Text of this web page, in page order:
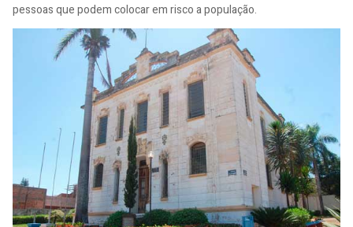
pessoas que podem colocar em risco a população.